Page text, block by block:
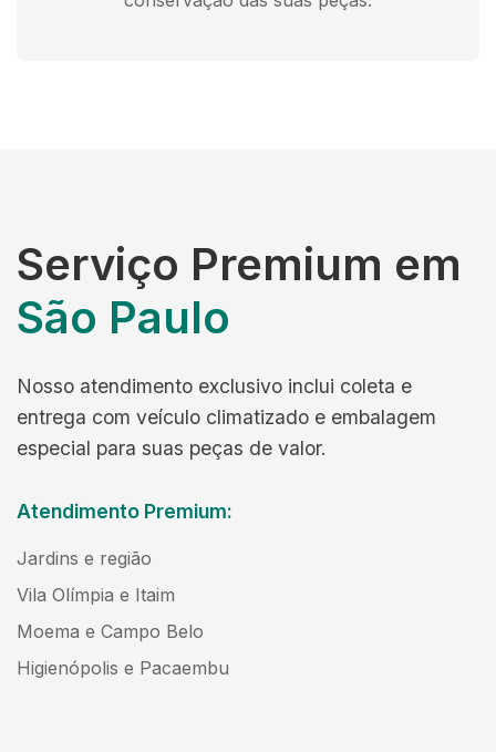
Serviço Premium em
São Paulo
Nosso atendimento exclusivo inclui coleta e
entrega com veículo climatizado e embalagem
especial para suas peças de valor.
Atendimento Premium:
Jardins e região
Vila Olímpia e Itaim
Moema e Campo Belo
Higienópolis e Pacaembu